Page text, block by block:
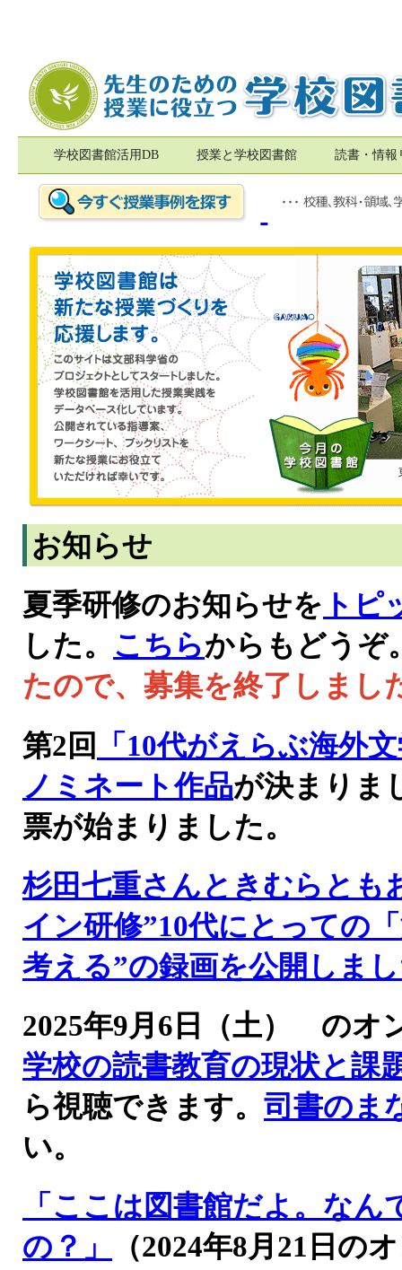
学校図書館活用DB 授業と学校図書館 読書・情報
お知らせ
夏季研修のお知らせを トピ
した。 こちらからもどうぞ
たので、募集を終了しまし
第2回
「10代がえらぶ海外
ノミネート作品が決まりま
票が始まりました。
杉田七重さんときむらとも
イン研修”10代にとっての
考える”の録画を公開しま
2025年9月6日（土） の
学校の読書教育の現状と課
ら視聴できます。 司書のま
い。
「ここは図書館だよ。な
の？」
（2024年8月21日